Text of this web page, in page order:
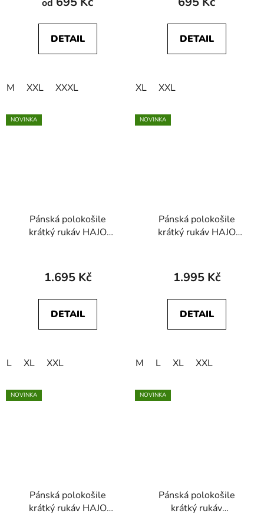
od
DETAIL
M XXL XXXL
DETAIL
XL XXL
NOVINKA
Pánská polokošile
krátký rukáv HAJO
1.695 Kč
DETAIL
L XL XXL
NOVINKA
Pánská polokošile
krátký rukáv HAJO
1.995 Kč
DETAIL
M L XL XXL
NOVINKA
Pánská polokošile
krátký rukáv HAJO
NOVINKA
Pánská polokošile
krátký rukáv